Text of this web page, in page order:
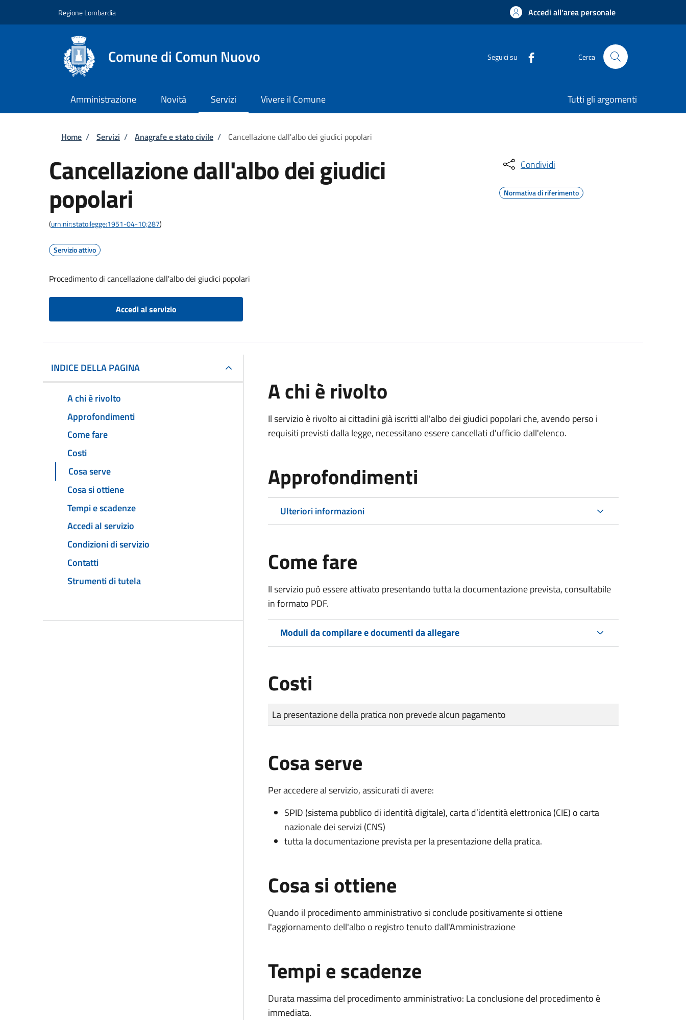
Regione Lombardia Accedi all'area personale
Comune di Comun Nuovo Seguici su Cerca
Amministrazione Novità Servizi Vivere il Comune Tutti gli argomenti
Briciole di pane
Home / Servizi / Anagrafe e stato civile / Cancellazione dall'albo dei giudici popolari
Cancellazione dall'albo dei giudici
popolari
(urn:nir:stato:legge:1951-04-10;287)
Servizio attivo
Procedimento di cancellazione dall'albo dei giudici popolari
Accedi al servizio
Condividi
Normativa di riferimento
INDICE DELLA PAGINA
A chi è rivolto
Approfondimenti
Come fare
Costi
Cosa serve
Cosa si ottiene
Tempi e scadenze
Accedi al servizio
Condizioni di servizio
Contatti
Strumenti di tutela
A chi è rivolto
Il servizio è rivolto ai cittadini già iscritti all'albo dei giudici popolari che, avendo perso i
requisiti previsti dalla legge, necessitano essere cancellati d'ufficio dall'elenco.
Approfondimenti
Ulteriori informazioni
Come fare
Il servizio può essere attivato presentando tutta la documentazione prevista, consultabile
in formato PDF.
Moduli da compilare e documenti da allegare
Costi
Tipo di pagamento
Importo
La presentazione della pratica non prevede alcun pagamento
Cosa serve
Per accedere al servizio, assicurati di avere:
SPID (sistema pubblico di identità digitale), carta d’identità elettronica (CIE) o carta
nazionale dei servizi (CNS)
tutta la documentazione prevista per la presentazione della pratica.
Cosa si ottiene
Quando il procedimento amministrativo si conclude positivamente si ottiene
l'aggiornamento dell'albo o registro tenuto dall'Amministrazione
Tempi e scadenze
Durata massima del procedimento amministrativo: La conclusione del procedimento è
immediata.